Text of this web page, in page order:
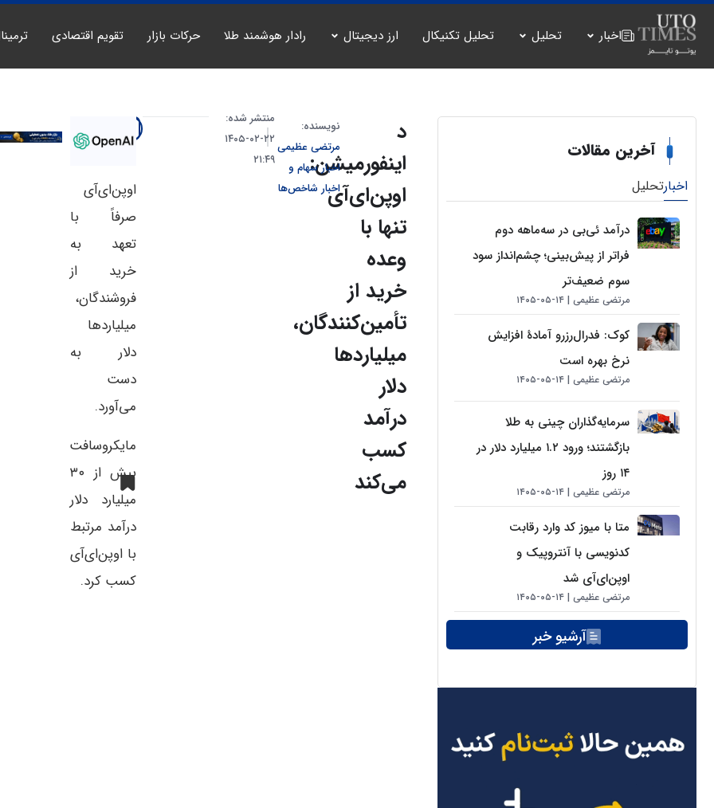
اخبار تحلیل تحلیل تکنیکال ارز دیجیتال رادار هوشمند طلا حرکات بازار تقویم اقتصادی
آخرین مقالات
اخبارتحلیل
درآمد ئی‌بی در سه‌ماهه دوم
فراتر از پیش‌بینی؛ چشم‌انداز سود
سوم ضعیف‌تر
مرتضی عظیمی ۱۴-۰۵-۱۴۰۵
کوک: فدرال‌رزرو آمادهٔ افزایش
نرخ بهره است
مرتضی عظیمی ۱۴-۰۵-۱۴۰۵
سرمایه‌گذاران چینی به طلا
بازگشتند؛ ورود ۱.۲ میلیارد دلار در
۱۴ روز
مرتضی عظیمی ۱۴-۰۵-۱۴۰۵
متا با میوز کد وارد رقابت
کدنویسی با آنتروپیک و
اوپن‌ای‌آی شد
مرتضی عظیمی ۱۴-۰۵-۱۴۰۵
آرشیو خبر
د
اینفورمیشن:
اوپن‌ای‌آی
تنها با
وعده
خرید از
تأمین‌کنندگان،
میلیاردها
دلار
درآمد
کسب
می‌کند
نویسنده:
مرتضی عظیمی
اخبار سهام و
اخبار شاخص‌ها
منتشر شده:
۲۲-۰۲-۱۴۰۵
۲۱:۴۹
اوپن‌ای‌آی
صرفاً با
تعهد به
خرید از
فروشندگان،
میلیاردها
دلار به
دست
می‌آورد.
مایکروسافت
بیش از ۳۰
میلیارد دلار
درآمد مرتبط
با اوپن‌ای‌آی
کسب کرد.